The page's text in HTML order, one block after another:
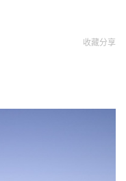
收藏分享